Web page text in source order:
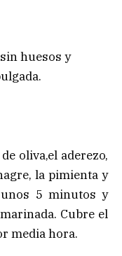
huesos y
oliva,el aderezo,
la pimienta y
5 minutos y
Cubre el
media hora.